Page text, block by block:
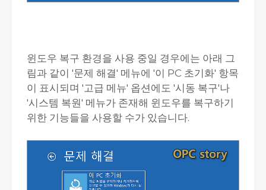
윈도우 복구 환경을 사용 중일 경우에는 아래 그
림과 같이 '문제 해결' 메뉴에 '이 PC 초기화' 항목
이 표시되며 '고급 메뉴' 옵션에도 '시동 복구'나
'시스템 복원' 메뉴가 존재해 윈도우를 복구하기
위한 기능들을 사용할 수가 있습니다.